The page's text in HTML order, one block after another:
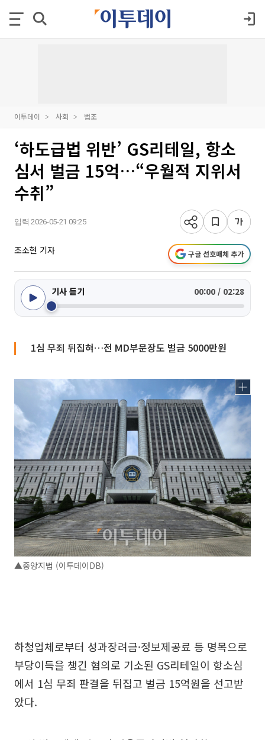
이투데이 사회 법조
‘하도급법 위반’ GS리테일, 항소
심서 벌금 15억…“우월적 지위서
수취”
입력 2026-05-21 09:25
조소현 기자 구글 선호매체 추가
기사 듣기 00:00 / 02:28
1심 무죄 뒤집혀…전 MD부문장도 벌금 5000만원
▲중앙지법 (이투데이DB)
하청업체로부터 성과장려금·정보제공료 등 명목으로
부당이득을 챙긴 혐의로 기소된 GS리테일이 항소심
에서 1심 무죄 판결을 뒤집고 벌금 15억원을 선고받
았다.